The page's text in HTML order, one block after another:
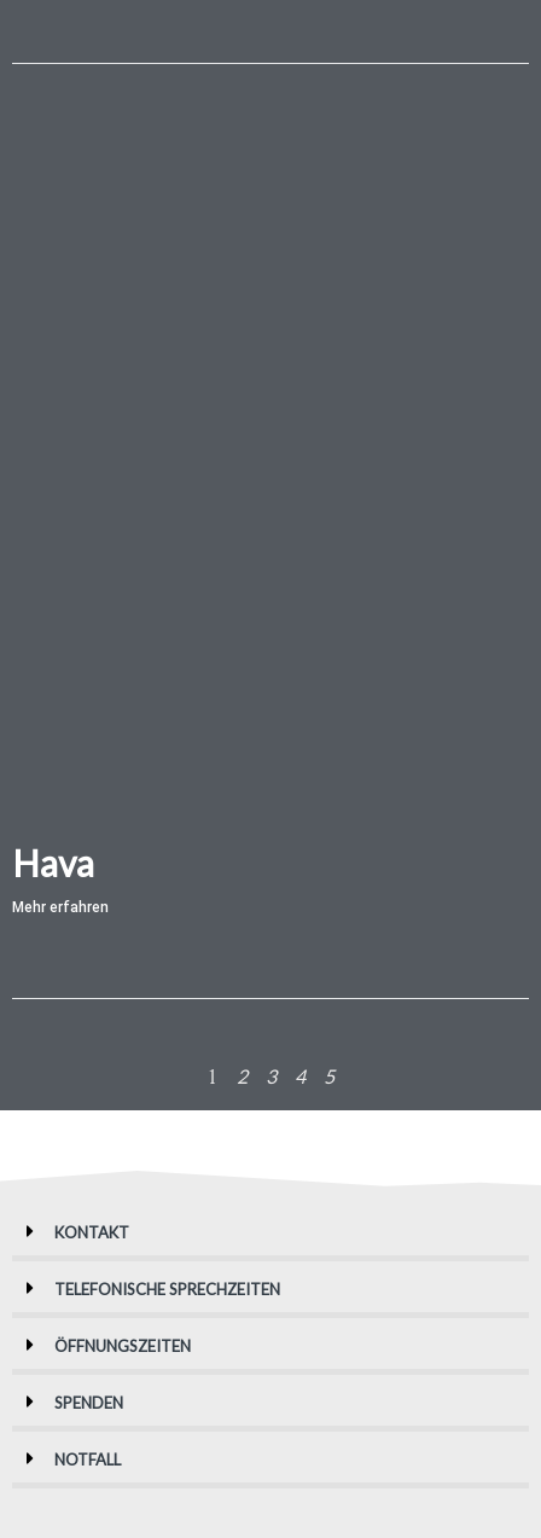
Hava
Mehr erfahren
1 2 3 4 5
KONTAKT
TELEFONISCHE SPRECHZEITEN
ÖFFNUNGSZEITEN
SPENDEN
NOTFALL